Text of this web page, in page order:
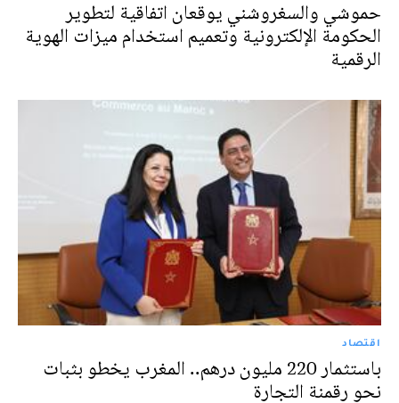
حموشي والسغروشني يوقعان اتفاقية لتطوير
الحكومة الإلكترونية وتعميم استخدام ميزات الهوية
الرقمية
اقتصاد
باستثمار 220 مليون درهم.. المغرب يخطو بثبات
نحو رقمنة التجارة